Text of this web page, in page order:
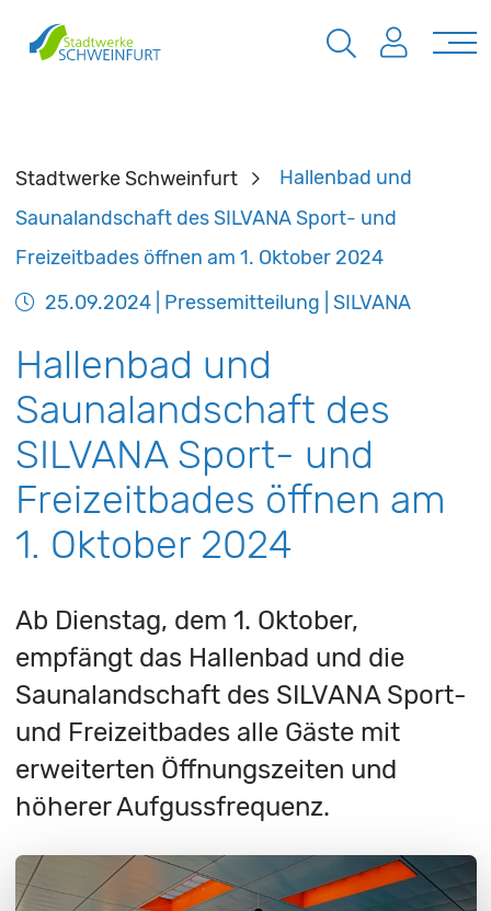
Stadtwerke Schweinfurt
Hallenbad und
Saunalandschaft des SILVANA Sport- und
Freizeitbades öffnen am 1. Oktober 2024
25.09.2024| Pressemitteilung | SILVANA
Hallenbad und
Saunalandschaft des
SILVANA Sport- und
Freizeitbades öffnen am
1. Oktober 2024
Ab Dienstag, dem 1. Oktober,
empfängt das Hallenbad und die
Saunalandschaft des SILVANA Sport-
und Freizeitbades alle Gäste mit
erweiterten Öffnungszeiten und
höherer Aufgussfrequenz.